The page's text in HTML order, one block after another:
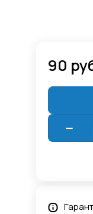
90